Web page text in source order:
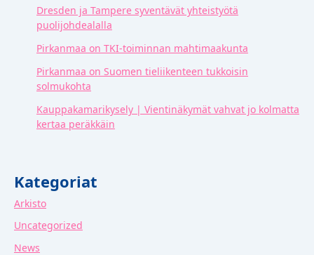
Dresden ja Tampere syventävät yhteistyötä
puolijohdealalla
Pirkanmaa on TKI-toiminnan mahtimaakunta
Pirkanmaa on Suomen tieliikenteen tukkoisin
solmukohta
Kauppakamarikysely | Vientinäkymät vahvat jo kolmatta
kertaa peräkkäin
Kategoriat
Arkisto
Uncategorized
News